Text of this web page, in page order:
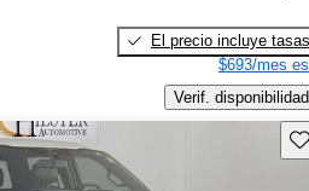
El precio incluye tasas
$693/mes
Verif. disponibilidad